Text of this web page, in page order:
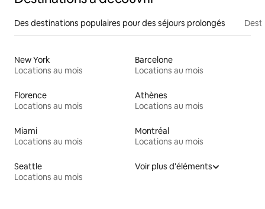
Des destinations populaires pour des séjours prolongés
New York
Locations au mois
Barcelone
Locations au mois
Florence
Locations au mois
Athènes
Locations au mois
Miami
Locations au mois
Montréal
Locations au mois
Seattle
Locations au mois
Voir plus d'éléments